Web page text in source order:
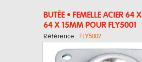
BUTÉE • FEMELLE ACIER 64 X
64 X 15MM POUR FLY5001
Référence : FLY5002